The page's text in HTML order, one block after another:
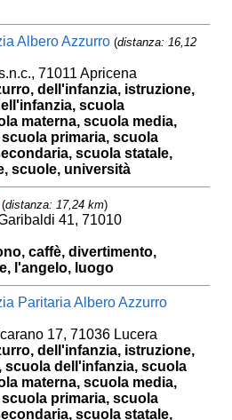
Albero Azzurro (distanza: 16,12
71011 Apricena
dell'infanzia, istruzione,
scuola
materna, scuola media,
primaria, scuola
scuola statale,
scuole, università
(distanza: 17,24 km)
41, 71010
caffè, divertimento,
l'angelo, luogo
Paritaria Albero Azzurro
17, 71036 Lucera
dell'infanzia, istruzione,
scuola dell'infanzia, scuola
materna, scuola media,
primaria, scuola
scuola statale,